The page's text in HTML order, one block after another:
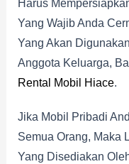
Harus
Yang Wajib Anda
Yang Akan
Anggota Keluarga,
Rental Mobil Hiace.
Jika Mobil Pribadi
Semua Orang, Maka
Yang Disediakan